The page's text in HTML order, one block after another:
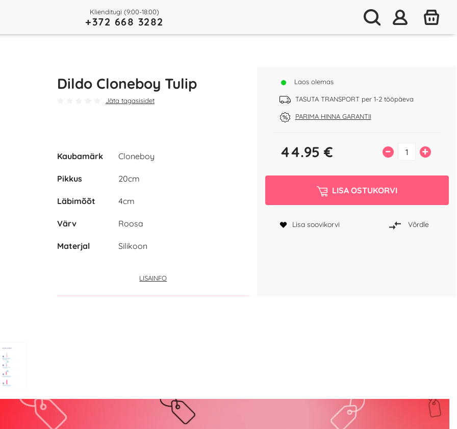
Klienditugi (9:00-18:00)
+372 668 3282
Dildo Cloneboy Tulip
Jäta tagasisidet
Laos olemas
TASUTA TRANSPORT per 1-2 tööpäeva
PARIMA HINNA GARANTII
Kaubamärk Cloneboy
Pikkus 20cm
Läbimõõt 4cm
Värv Roosa
Materjal Silikoon
LISAINFO
44.95 € – +
LISA OSTUKORVI
Lisa soovikorvi Võrdle